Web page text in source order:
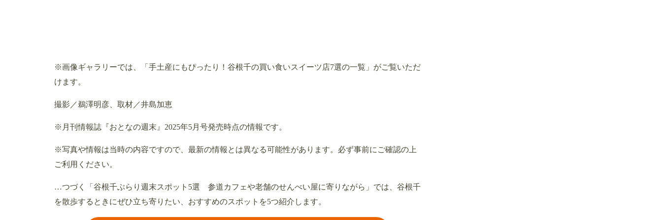
※画像ギャラリーでは、「手土産にもぴったり！谷根千の買い食いスイーツ店7選の一覧」がご覧いただ
けます。
撮影／鵜澤明彦、取材／井島加恵
※月刊情報誌『おとなの週末』2025年5月号発売時点の情報です。
※写真や情報は当時の内容ですので、最新の情報とは異なる可能性があります。必ず事前にご確認の上
ご利用ください。
…つづく「谷根千ぶらり週末スポット5選 参道カフェや老舗のせんべい屋に寄りながら」では、谷根千
を散歩するときにぜひ立ち寄りたい、おすすめのスポットを5つ紹介します。